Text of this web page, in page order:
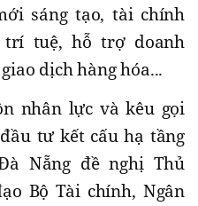
sáng tạo, tài chính
tuệ, hỗ trợ doanh
dịch hàng hóa...
nhân lực và kêu gọi
tư kết cấu hạ tầng
Nẵng đề nghị Thủ
Bộ Tài chính, Ngân